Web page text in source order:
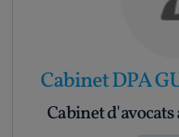
Cabinet DPA
Cabinet